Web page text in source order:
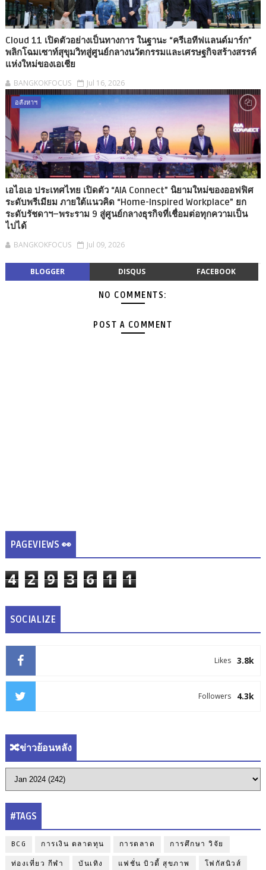
Cloud 11 เปิดตัวอย่างเป็นทางการ ในฐานะ “ครีเอทีฟแลนด์มาร์ก”
พลิกโฉมเซาท์สุขุมวิทสู่ศูนย์กลางนวัตกรรมและเศรษฐกิจสร้างสรรค์
แห่งใหม่ของเอเชีย
BANGKOKFOCUS Jul 16, 2026
อสังหาฯ
เอไอเอ ประเทศไทย เปิดตัว “AIA Connect” นิยามใหม่ของออฟฟิศ
ระดับพรีเมียม ภายใต้แนวคิด “Home-Inspired Workplace” ยก
ระดับรัชดาฯ–พระราม 9 สู่ศูนย์กลางธุรกิจที่เชื่อมต่อทุกความเป็น
ไปได้
BANGKOKFOCUS Jul 09, 2026
BLOGGER DISQUS FACEBOOK
NO COMMENTS:
POST A COMMENT
PAGEVIEWS 👀
4 2 9 3 6 1 1
SOCIALIZE
3.8k
Likes
4.3k
Followers
🔀ข่าวย้อนหลัง
#TAGS
BCG การเงิน ตลาดทุน การตลาด การศึกษา วิจัย
ท่องเที่ยว กีฬา บันเทิง แฟชั่น บิวตี้ สุขภาพ โฟกัสนิวส์